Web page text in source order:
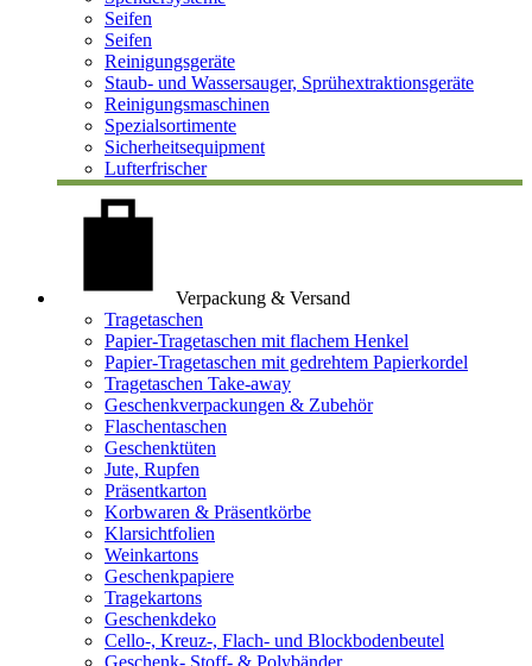
Seifen
Seifen
Reinigungsgeräte
Staub- und Wassersauger, Sprühextraktionsgeräte
Reinigungsmaschinen
Spezialsortimente
Sicherheitsequipment
Lufterfrischer
Verpackung & Versand
Tragetaschen
Papier-Tragetaschen mit flachem Henkel
Papier-Tragetaschen mit gedrehtem Papierkordel
Tragetaschen Take-away
Geschenkverpackungen & Zubehör
Flaschentaschen
Geschenktüten
Jute, Rupfen
Präsentkarton
Korbwaren & Präsentkörbe
Klarsichtfolien
Weinkartons
Geschenkpapiere
Tragekartons
Geschenkdeko
Cello-, Kreuz-, Flach- und Blockbodenbeutel